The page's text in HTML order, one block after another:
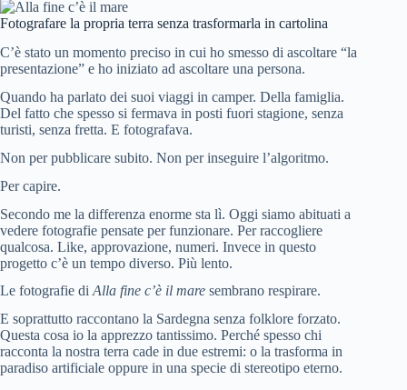
Fotografare la propria terra senza trasformarla in cartolina
C’è stato un momento preciso in cui ho smesso di ascoltare “la
presentazione” e ho iniziato ad ascoltare una persona.
Quando ha parlato dei suoi viaggi in camper. Della famiglia.
Del fatto che spesso si fermava in posti fuori stagione, senza
turisti, senza fretta. E fotografava.
Non per pubblicare subito. Non per inseguire l’algoritmo.
Per capire.
Secondo me la differenza enorme sta lì. Oggi siamo abituati a
vedere fotografie pensate per funzionare. Per raccogliere
qualcosa. Like, approvazione, numeri. Invece in questo
progetto c’è un tempo diverso. Più lento.
Le fotografie di Alla fine c’è il mare sembrano respirare.
E soprattutto raccontano la Sardegna senza folklore forzato.
Questa cosa io la apprezzo tantissimo. Perché spesso chi
racconta la nostra terra cade in due estremi: o la trasforma in
paradiso artificiale oppure in una specie di stereotipo eterno.